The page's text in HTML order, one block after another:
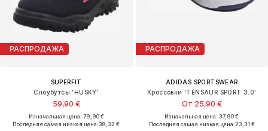
РАСПРОДАЖА
SUPERFIT
Сноубутсы 'HUSKY'
59,90 €
Изначальная цена: 79,90 €
Последняя самая низкая цена:38,32 €
РАСПРОДАЖА
ADIDAS SPORTSWEAR
Кроссовки 'TENSAUR SPORT 3.0'
От 25,90 €
Изначальная цена: 37,90 €
Последняя самая низкая цена:23,31 €